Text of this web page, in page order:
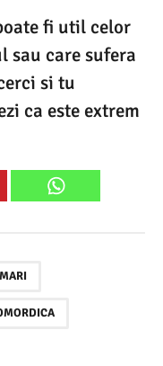
fi util celor
sau care sufera
si tu
ca este extrem